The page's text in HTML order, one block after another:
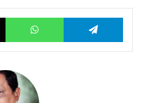
X WhatsApp